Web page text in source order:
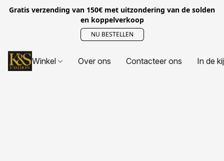
Gratis verzending van 150€ met uitzondering van de solden
en koppelverkoop
NU BESTELLEN
Winkel Over ons Contacteer ons In de